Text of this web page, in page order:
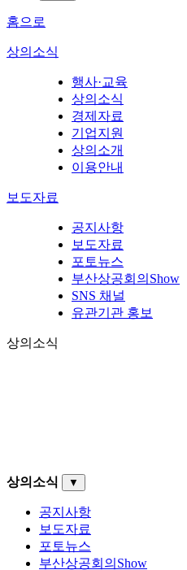
홈으로
상의소식
행사·교육
상의소식
경제자료
기업지원
상의소개
이용안내
보도자료
공지사항
보도자료
포토뉴스
부산상공회의Show
SNS 채널
유관기관 홍보
상의소식
상의소식 ▼
공지사항
보도자료
포토뉴스
부산상공회의Show